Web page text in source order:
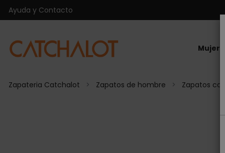
Ayuda y Contacto
Mujer
Zapateria Catchalot Zapatos de hombre Zapatos